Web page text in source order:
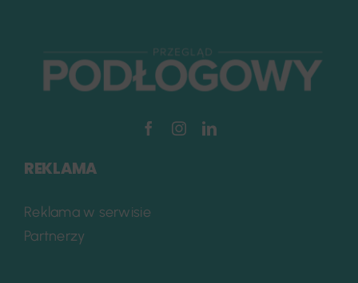
REKLAMA
Reklama w serwisie
Partnerzy